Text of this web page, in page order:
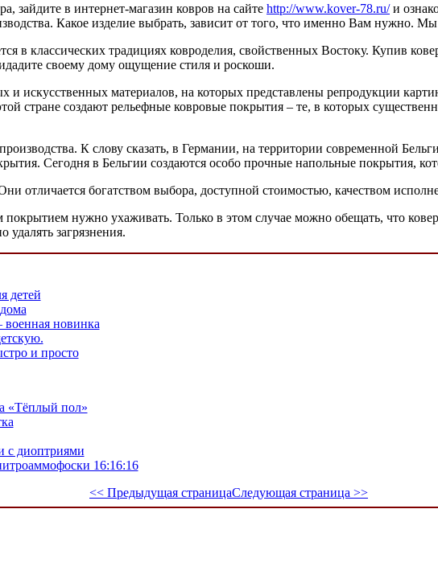
зайдите в интернет-магазин ковров на сайте http://www.kover-78.ru/и
Какое изделие выбрать, зависит от того, что именно Вам нужно.
в классических традициях ковроделия, свойственных Востоку. Купив
своему дому ощущение стиля и роскоши.
и искусственных материалов, на которых представлены репродукции
стране создают рельефные ковровые покрытия – те, в которых
К слову сказать, в Германии, на территории современной
Сегодня в Бельгии создаются особо прочные напольные покрытия,
отличается богатством выбора, доступной стоимостью, качеством
нужно ухаживать. Только в этом случае можно обещать, что
загрязнения.
детей
новинка
и просто
«Тёплый пол»
с диоптриями
16:16:16
<< Предыдущая страницаСледующая страница >>